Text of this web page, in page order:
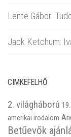
Lente Gábor:
Jack Ketchum:
CIMKEFELHŐ
2. világháború
amerikai irodalom
Betűevők